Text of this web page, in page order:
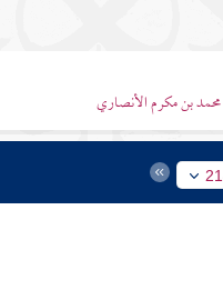
محمد بن مكرم الأنصاري